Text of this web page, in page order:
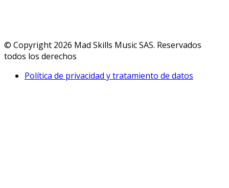
© Copyright 2026 Mad Skills Music SAS. Reservados
todos los derechos
Política de privacidad y tratamiento de datos